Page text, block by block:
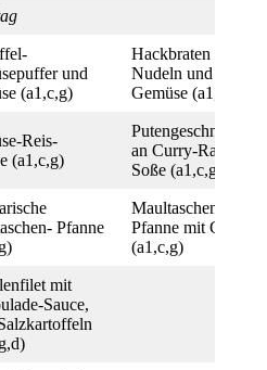
und
(a1,c,g)
Hackbraten mit
Nudeln und
Gemüse (a1,c,g)
Reis-
(a1,c,g)
Putengeschnetzeltes
an Curry-Rahm-
Soße (a1,c,g)
Pfanne
Maultaschen-
Pfanne mit Gemüse
(a1,c,g)
mit
Sauce,